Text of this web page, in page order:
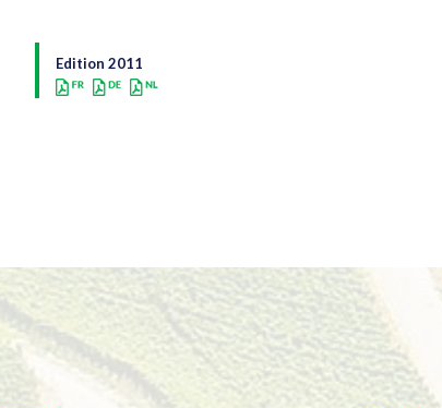
Edition 2011